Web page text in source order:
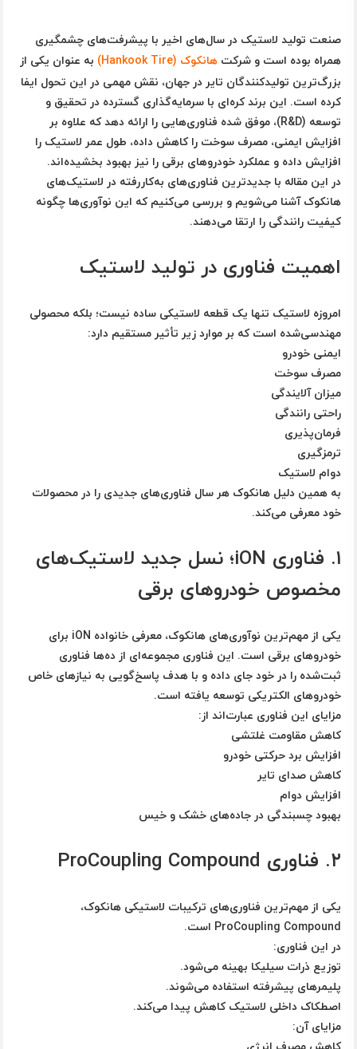
صنعت تولید لاستیک در سال‌های اخیر با پیشرفت‌های چشمگیری
همراه بوده است و شرکت هانکوک (Hankook Tire)
به عنوان یکی از
بزرگ‌ترین تولیدکنندگان تایر در جهان، نقش مهمی در این تحول ایفا
کرده است. این برند کره‌ای با سرمایه‌گذاری گسترده در تحقیق و
توسعه (R&D)، موفق شده فناوری‌هایی را ارائه دهد که علاوه بر
افزایش ایمنی، مصرف سوخت را کاهش داده، طول عمر لاستیک را
افزایش داده و عملکرد خودروهای برقی را نیز بهبود بخشیده‌اند.
در این مقاله با جدیدترین فناوری‌های به‌کاررفته در لاستیک‌های
هانکوک آشنا می‌شویم و بررسی می‌کنیم که این نوآوری‌ها چگونه
کیفیت رانندگی را ارتقا می‌دهند.
اهمیت فناوری در تولید لاستیک
امروزه لاستیک تنها یک قطعه لاستیکی ساده نیست؛ بلکه محصولی
مهندسی‌شده است که بر موارد زیر تأثیر مستقیم دارد:
ایمنی خودرو
مصرف سوخت
میزان آلایندگی
راحتی رانندگی
فرمان‌پذیری
ترمزگیری
دوام لاستیک
به همین دلیل هانکوک هر سال فناوری‌های جدیدی را در محصولات
خود معرفی می‌کند.
۱. فناوری iON؛ نسل جدید لاستیک‌های
مخصوص خودروهای برقی
یکی از مهم‌ترین نوآوری‌های هانکوک، معرفی خانواده iON برای
خودروهای برقی است. این فناوری مجموعه‌ای از ده‌ها فناوری
ثبت‌شده را در خود جای داده و با هدف پاسخ‌گویی به نیازهای خاص
خودروهای الکتریکی توسعه یافته است.
مزایای این فناوری عبارت‌اند از:
کاهش مقاومت غلتشی
افزایش برد حرکتی خودرو
کاهش صدای تایر
افزایش دوام
بهبود چسبندگی در جاده‌های خشک و خیس
۲. فناوری ProCoupling Compound
یکی از مهم‌ترین فناوری‌های ترکیبات لاستیکی هانکوک،
ProCoupling Compound است.
در این فناوری:
توزیع ذرات سیلیکا بهینه می‌شود.
پلیمرهای پیشرفته استفاده می‌شوند.
اصطکاک داخلی لاستیک کاهش پیدا می‌کند.
مزایای آن: